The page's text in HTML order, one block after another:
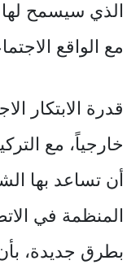
الذي سيسمح لها
مع الواقع
قدرة الابتكار
خارجياً، مع
أن تساعد بها
المنظمة في
بطرق جديدة،